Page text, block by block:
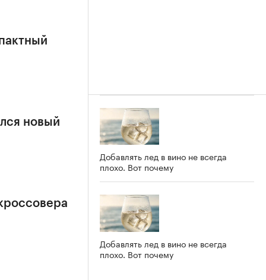
новый
Добавлять лед в вино не всегда
плохо. Вот почему
Добавлять лед в вино не всегда
плохо. Вот почему